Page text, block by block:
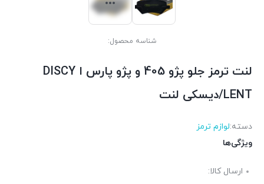
شناسه محصول:
لنت ترمز جلو پژو 405 و پژو پارس ا DISCY
LENT/دیسکی لنت
دسته:لوازم ترمز
ویژگی‌ها
ارسال کالا: